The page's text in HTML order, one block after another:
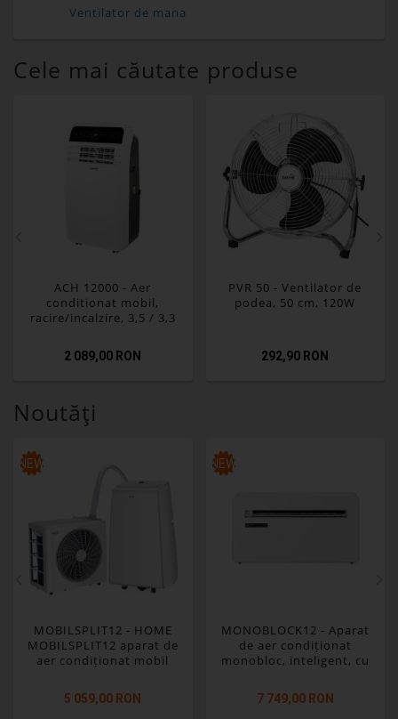
Ventilator de mana
Cele mai căutate produse
ACH 12000 - Aer
conditionat mobil,
racire/incalzire, 3,5 / 3,3
2 089,00 RON
PVR 50 - Ventilator de
podea, 50 cm, 120W
292,90 RON
Noutăţi
NEW
MOBILSPLIT12 - HOME
MOBILSPLIT12 aparat de
aer condiționat mobil
încălzire, 3,5 kW, Wi-Fi, 4
moduri de funcționare,
5 059,00 RON
NEW
MONOBLOCK12 - Aparat
de aer condiționat
monobloc, inteligent, cu
3,5 / 2,9 kW, R290
7 749,00 RON